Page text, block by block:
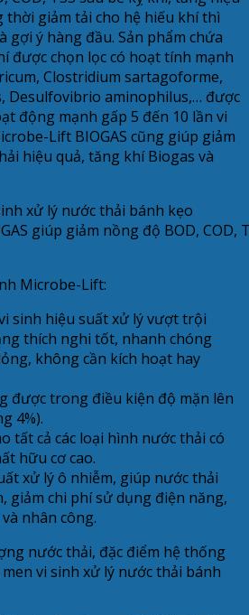
thời giảm tải cho hệ hiếu khí thì
gợi ý hàng đầu. Sản phẩm chứa
được chọn lọc có hoạt tính mạnh
Clostridium sartagoforme,
Desulfovibrio aminophilus,… được
động mạnh gấp 5 đến 10 lần vi
Lift BIOGAS cũng giúp giảm
hiệu quả, tăng khí Biogas và
giúp giảm nồng độ BOD, COD,
Microbe-Lift:
sinh hiệu suất xử lý vượt trội
thích nghi tốt, nhanh chóng
không cần kích hoạt hay
được trong điều kiện độ mặn lên
4%).
tất cả các loại hình nước thải có
hữu cơ cao.
xử lý ô nhiễm, giúp nước thải
giảm chi phí sử dụng điện năng,
nhân công.
nước thải, đặc điểm hệ thống
vi sinh xử lý nước thải bánh